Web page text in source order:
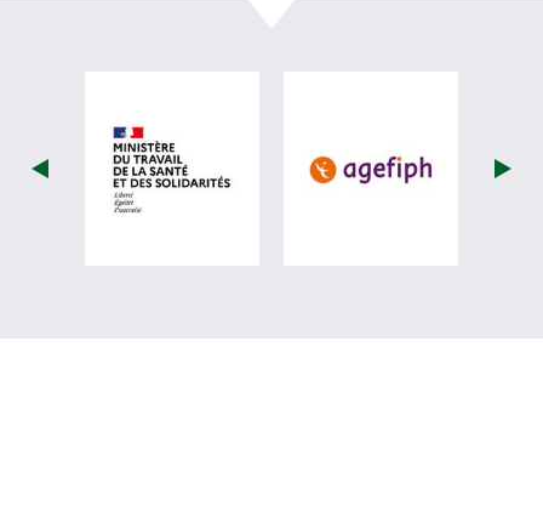
visiter les site de Ministère du travail
visiter les